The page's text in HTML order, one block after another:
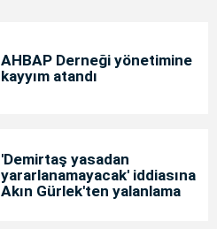
AHBAP Derneği yönetimine
kayyım atandı
'Demirtaş yasadan
yararlanamayacak' iddiasına
Akın Gürlek'ten yalanlama